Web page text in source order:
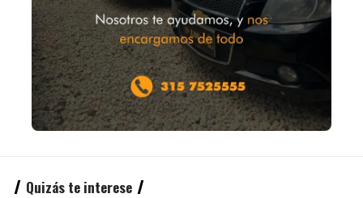
Quizás te interese